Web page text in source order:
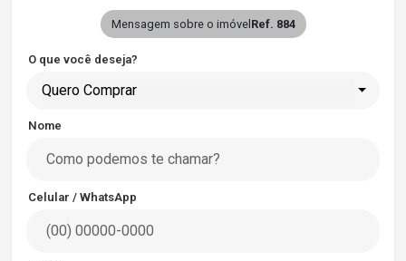
Mensagem sobre o imóvel Ref. 884
O que você deseja?
Quero Comprar
Nome
Celular / WhatsApp